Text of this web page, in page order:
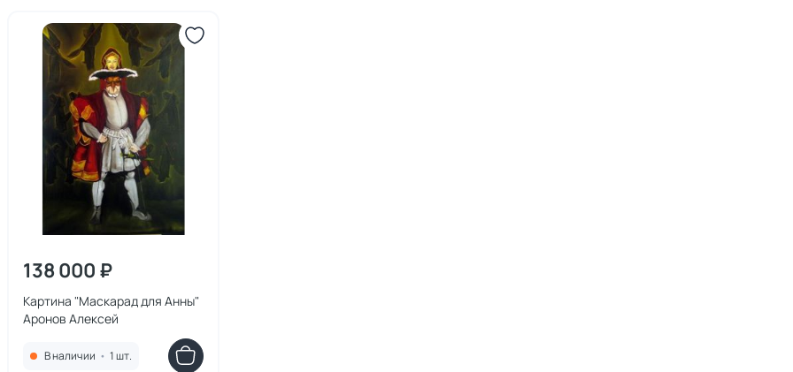
138 000 ₽
Картина "Маскарад для Анны"
Аронов Алексей
В наличии • 1 шт.